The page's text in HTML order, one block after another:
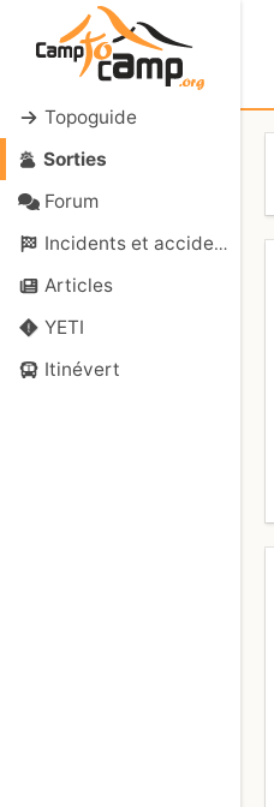
Topoguide
Sorties
Forum
Incidents et accidents
Articles
YETI
Itinévert